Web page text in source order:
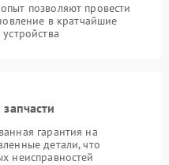
позволяют провести
в кратчайшие
гарантия на
детали, что
неисправностей